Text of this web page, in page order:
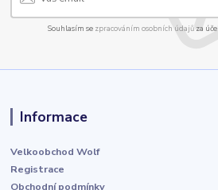
Souhlasím se zpracováním osobních údajůza
Informace
Velkoobchod Wolf
Registrace
Obchodní podmínky